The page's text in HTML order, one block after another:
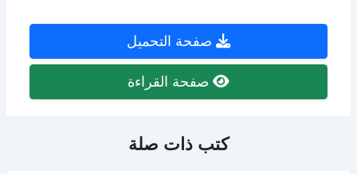
صفحة التحميل
صفحة القراءة
كتب ذات صلة